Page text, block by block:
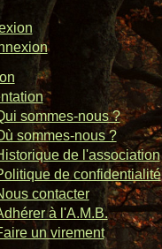
sommes-nous ?
sommes-nous ?
de l'association
de confidentialité
contacter
à l'A.M.B.
un virement